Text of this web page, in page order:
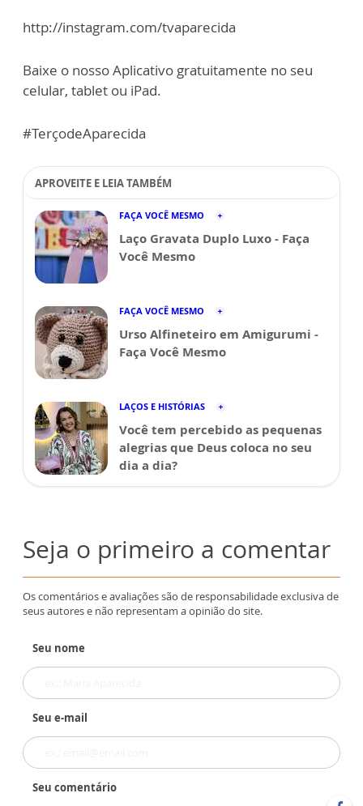
http://instagram.com/tvaparecida
Baixe o nosso Aplicativo gratuitamente no seu
celular, tablet ou iPad.
#TerçodeAparecida
APROVEITE E LEIA TAMBÉM
FAÇA VOCÊ MESMO
Laço Gravata Duplo Luxo - Faça
Você Mesmo
FAÇA VOCÊ MESMO
Urso Alfineteiro em Amigurumi -
Faça Você Mesmo
LAÇOS E HISTÓRIAS
Você tem percebido as pequenas
alegrias que Deus coloca no seu
dia a dia?
Seja o primeiro a comentar
Os comentários e avaliações são de responsabilidade exclusiva de
seus autores e não representam a opinião do site.
Seu nome
Seu e-mail
Seu comentário